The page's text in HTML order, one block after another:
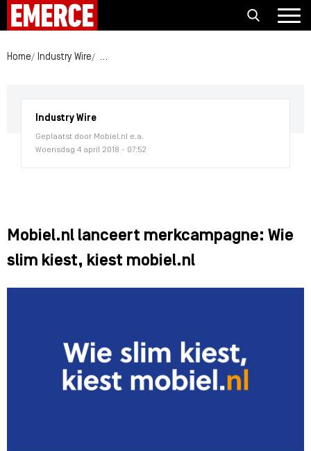
Home Industry Wire Mobiel.nl lanceert merkcampagne: Wie slim kiest,
Industry Wire
Geplaatst door Mobiel.nl e.a.
Woensdag 4 april 2018 - 07:52
Mobiel.nl lanceert merkcampagne: Wie
slim kiest, kiest mobiel.nl